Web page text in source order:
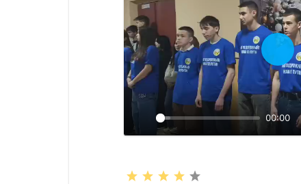
00:00